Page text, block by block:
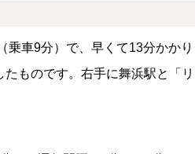
乗車9分）で、早くて13分かかり
ものです。右手に舞浜駅と「リ